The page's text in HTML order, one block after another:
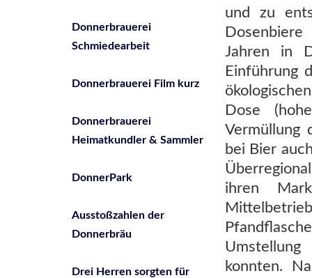
Donnerbrauerei
Schmiedearbeit
Donnerbrauerei Film kurz
Donnerbrauerei
Heimatkundler & Sammler
DonnerPark
Ausstoßzahlen der
Donnerbräu
Drei Herren sorgten für
und zu
Jahren in
Einführung
Dose
Vermüllung
bei Bier
ihren
konnten.